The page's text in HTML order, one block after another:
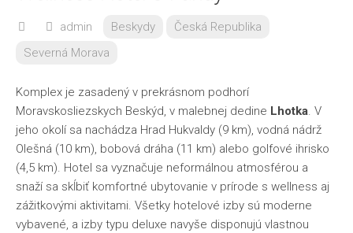
admin Beskydy
Česká Republika
Severná Morava
Komplex je zasadený v prekrásnom podhorí
Moravskosliezskych Beskýd, v malebnej dedine Lhotka. V
jeho okolí sa nachádza Hrad Hukvaldy (9 km), vodná nádrž
Olešná (10 km), bobová dráha (11 km) alebo golfové ihrisko
(4,5 km). Hotel sa vyznačuje neformálnou atmosférou a
snaží sa skĺbiť komfortné ubytovanie v prírode s wellness aj
zážitkovými aktivitami. Všetky hotelové izby sú moderne
vybavené, a izby typu deluxe navyše disponujú vlastnou